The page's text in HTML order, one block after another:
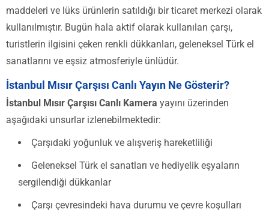
maddeleri ve lüks ürünlerin satıldığı bir ticaret merkezi olarak
kullanılmıştır. Bugün hala aktif olarak kullanılan çarşı,
turistlerin ilgisini çeken renkli dükkanları, geleneksel Türk el
sanatlarını ve eşsiz atmosferiyle ünlüdür.
İstanbul Mısır Çarşısı Canlı Yayın Ne Gösterir?
İstanbul Mısır Çarşısı Canlı Kamera yayını üzerinden
aşağıdaki unsurlar izlenebilmektedir:
Çarşıdaki yoğunluk ve alışveriş hareketliliği
Geleneksel Türk el sanatları ve hediyelik eşyaların
sergilendiği dükkanlar
Çarşı çevresindeki hava durumu ve çevre koşulları